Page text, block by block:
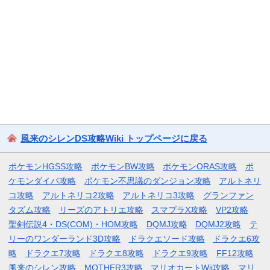
風来のシレンDS攻略Wiki トップページに戻る
ポケモンHGSS攻略 ポケモンBW攻略 ポケモンORAS攻略
ポ
ケモンダイパ攻略
ポケモン不思議のダンジョン攻略
アルトネリ
コ攻略
アルトネリコ2攻略 アルトネリコ3攻略
グランファン
タズム攻略
リーズのアトリエ攻略 スマブラX攻略
VP2攻略
聖剣伝説4・DS(COM)・HOM攻略
DQMJ攻略 DQMJ2攻略
テ
リーのワンダーランド3D攻略
ドラクエソード攻略
ドラクエ6攻
略
ドラクエ7攻略 ドラクエ8攻略 ドラクエ9攻略
FF12攻略
風来のシレン攻略
MOTHER3攻略 マリオカートWii攻略 マリ